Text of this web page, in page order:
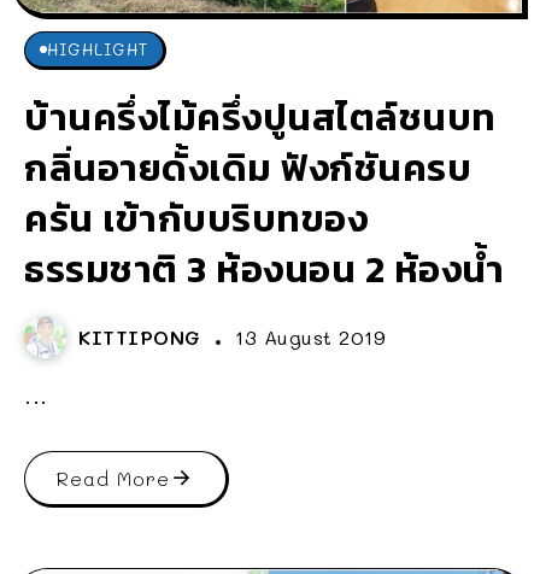
HIGHLIGHT
บ้านครึ่งไม้ครึ่งปูนสไตล์ชนบท
กลิ่นอายดั้งเดิม ฟังก์ชันครบ
ครัน เข้ากับบริบทของ
ธรรมชาติ 3 ห้องนอน 2 ห้องน้ำ
KITTIPONG 13 August 2019
...
Read More